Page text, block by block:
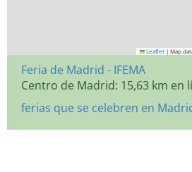
Leaflet | Map
Feria de Madrid - IFEMA
Centro de Madrid: 15,63 km en
ferias que se celebren en